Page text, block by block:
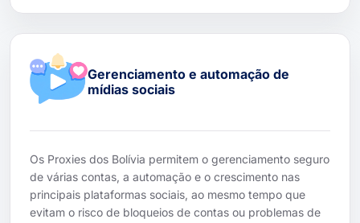
Gerenciamento e automação de
mídias sociais
Os Proxies dos Bolívia permitem o gerenciamento seguro
de várias contas, a automação e o crescimento nas
principais plataformas sociais, ao mesmo tempo que
evitam o risco de bloqueios de contas ou problemas de